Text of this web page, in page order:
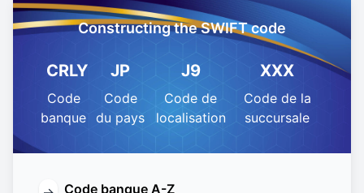
Constructing the SWIFT code
CRLY
Code
banque
JP
Code
du pays
J9
Code de
localisation
XXX
Code de la
succursale
Code banque A-Z